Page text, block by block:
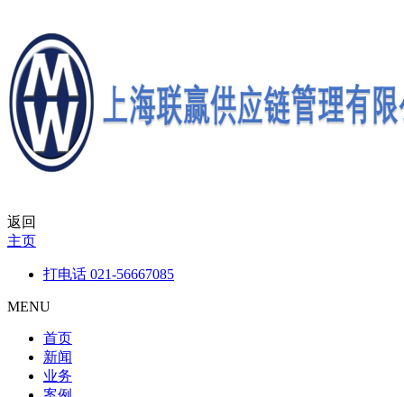
返回
主页
打电话 021-56667085
MENU
首页
新闻
业务